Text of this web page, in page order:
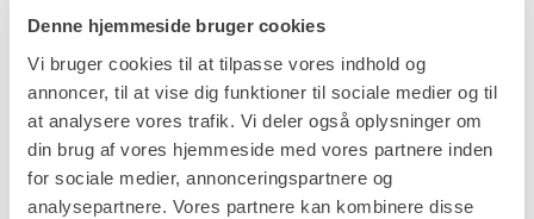
Denne hjemmeside bruger cookies
Vi bruger cookies til at tilpasse vores indhold og
annoncer, til at vise dig funktioner til sociale medier og til
at analysere vores trafik. Vi deler også oplysninger om
din brug af vores hjemmeside med vores partnere inden
for sociale medier, annonceringspartnere og
analysepartnere. Vores partnere kan kombinere disse